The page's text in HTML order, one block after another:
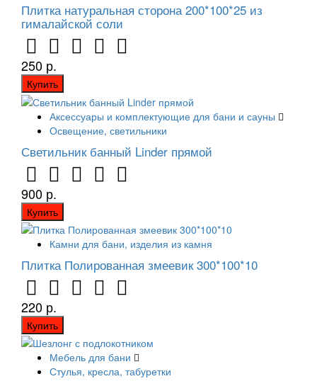
Плитка натуральная сторона 200*100*25 из
гималайской соли
250 р.
Купить
Аксессуары и комплектующие для бани и сауны
Освещение, светильники
Светильник банный Linder прямой
900 р.
Купить
Камни для бани, изделия из камня
Плитка Полированная змеевик 300*100*10
220 р.
Купить
Мебель для бани
Стулья, кресла, табуретки